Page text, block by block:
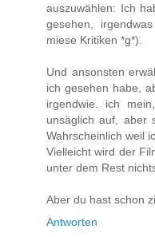
auszuwählen: Ich
gesehen,
miese Kritiken *g*).
Und ansonsten
ich gesehen habe,
irgendwie. ich
unsäglich auf, aber
Wahrscheinlich weil
Vielleicht wird der
unter dem Rest
Aber du hast schon
Antworten